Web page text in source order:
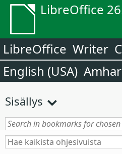
LibreOffice
LibreOffice Writer
English (USA)
Sisällys